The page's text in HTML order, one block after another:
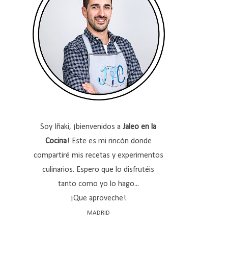
Soy Iñaki, ¡bienvenidos a Jaleo en la
Cocina! Este es mi rincón donde
compartiré mis recetas y experimentos
culinarios. Espero que lo disfrutéis
tanto como yo lo hago...
¡Que aproveche!
MADRID